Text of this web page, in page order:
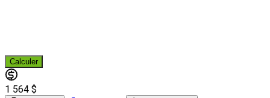
Calculer
1 564 $